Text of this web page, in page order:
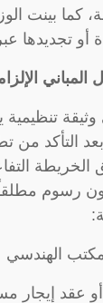
كما بينت
أو تجديدها
تنظيمية
التأكد من
الخريطة
رسوم
الهندسي
عقد إيجار